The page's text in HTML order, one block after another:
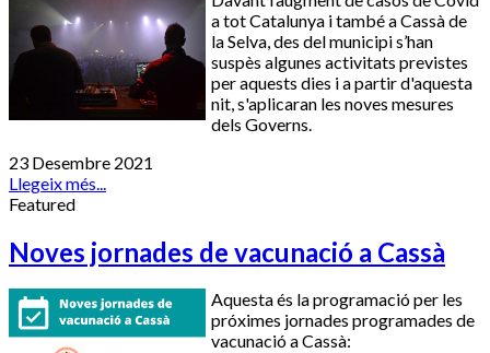
a tot Catalunya i també a Cassà de
la Selva, des del municipi s’han
suspès algunes activitats previstes
per aquests dies i a partir d'aquesta
nit, s'aplicaran les noves mesures
dels Governs.
23 Desembre 2021
Llegeix més...
Featured
Noves jornades de vacunació a Cassà
Aquesta és la programació per les
próximes jornades programades de
vacunació a Cassà: